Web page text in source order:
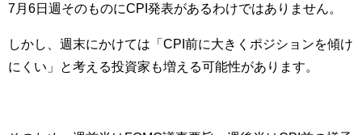
7月6日週そのものにCPI発表があるわけではありません。
しかし、週末にかけては「CPI前に大きくポジションを傾け
にくい」と考える投資家も増える可能性があります。